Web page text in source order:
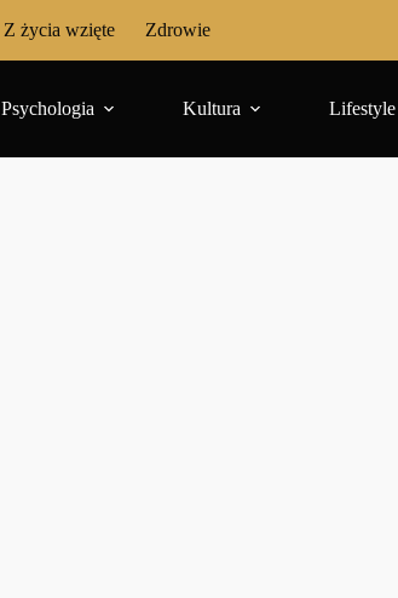
Z życia wzięte Zdrowie
Psychologia Kultura Lifestyle